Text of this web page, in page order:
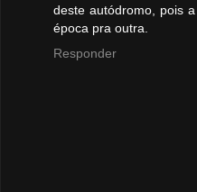
deste autódromo, pois
época pra outra.
Responder